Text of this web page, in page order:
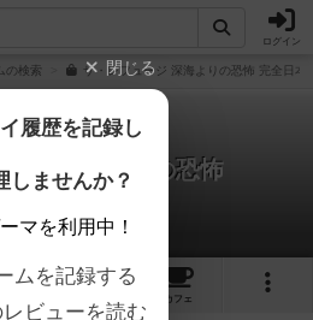
ログイン
の検索 ザ・レフュージ 深海よりの恐怖 完全日本
：深海よりの恐怖
件のレビュー
3
カフェ
閉じる
履歴を記録し
しませんか？
マを利用中！
ムを記録する
ビューを読む